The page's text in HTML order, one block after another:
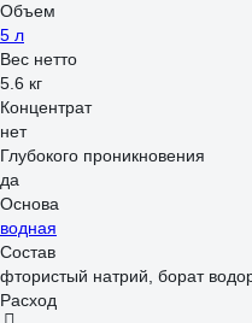
Объем
5 л
Вес нетто
5.6 кг
Концентрат
нет
Глубокого проникновения
да
Основа
водная
Состав
фтористый натрий, борат
Расход